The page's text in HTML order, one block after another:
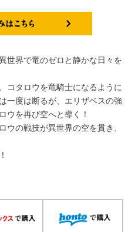
世界で竜のゼロと静かな日々を
コタロウを竜騎士になるように
一度は断るが、エリザベスの強
ウを再び空へと導く！
の戦技が異世界の空を貫き、